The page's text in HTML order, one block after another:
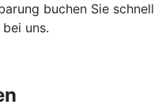
buchen Sie schnell
uns.